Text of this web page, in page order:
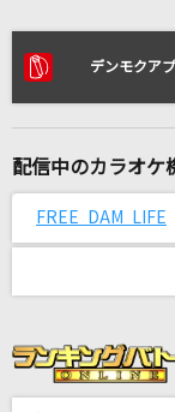
リア
I LOVE YOU
クリス・ハート
innocent
BiSH
ダンボールの
デンモクア
配信中のカラオケ
FREE DAM LIFE